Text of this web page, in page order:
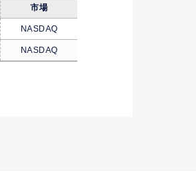
市場
NASDAQ
NASDAQ